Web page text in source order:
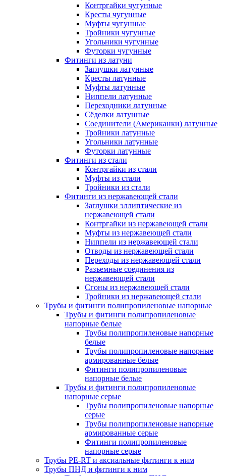
Контргайки чугунные
Кресты чугунные
Муфты чугунные
Тройники чугунные
Угольники чугунные
Футорки чугунные
Фитинги из латуни
Заглушки латунные
Кресты латунные
Муфты латунные
Ниппели латунные
Переходники латунные
Сёделки латунные
Соединители (Американки) латунные
Тройники латунные
Угольники латунные
Футорки латунные
Фитинги из стали
Контргайки из стали
Муфты из стали
Тройники из стали
Фитинги из нержавеющей стали
Заглушки эллиптические из
нержавеющей стали
Контргайки из нержавеющей стали
Муфты из нержавеющей стали
Ниппели из нержавеющей стали
Отводы из нержавеющей стали
Переходы из нержавеющей стали
Разъемные соединения из
нержавеющей стали
Сгоны из нержавеющей стали
Тройники из нержавеющей стали
Трубы и фитинги полипропиленовые напорные
Трубы и фитинги полипропиленовые
напорные белые
Трубы полипропиленовые напорные
белые
Трубы полипропиленовые напорные
армированные белые
Фитинги полипропиленовые
напорные белые
Трубы и фитинги полипропиленовые
напорные серые
Трубы полипропиленовые напорные
серые
Трубы полипропиленовые напорные
армированные серые
Фитинги полипропиленовые
напорные серые
Трубы PE-RT и аксиальные фитинги к ним
Трубы ПНД и фитинги к ним